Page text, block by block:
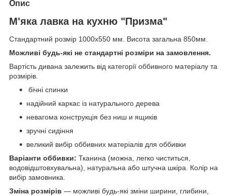
Опис
М'яка лавка на кухню "Призма"
Стандартний розмір 1000х550 мм. Висота загальна 850мм.
Можливі будь-які не стандартні розміри на замовлення.
Вартість дивана залежить від категорії оббивного матеріалу та
розмірів.
бічні спинки
надійний каркас із натурального дерева
невагома конструкція без ниш и ящиків
зручні сидіння
великий вибір оббивних матеріалів для оббивки
Варіанти оббивки: Тканина (можна, легко чиститься,
водовідштовхувальна), натуральна або штучна шкіра. Колір на
вибір замовника.
Зміна розмірів — можливі будь-які зміни ширини, глибини,